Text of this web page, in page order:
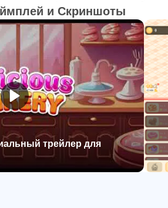
и отзывы очень
ошибки или проблемы, с
/ Создатель продуктов питания и
фоновой музыки: Ларахма
и Скриншоты
трейлер для